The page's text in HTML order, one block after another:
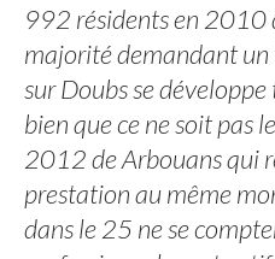
992 résidents en 2010
majorité demandant un
sur Doubs se
bien que ce ne soit pas
2012 de Arbouans qui
prestation au même
dans le 25 ne se